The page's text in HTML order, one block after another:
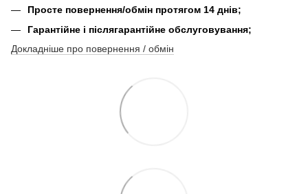
Просте повернення/обмін протягом 14 днів;
Гарантійне і післягарантійне обслуговування;
Докладніше про повернення / обмін